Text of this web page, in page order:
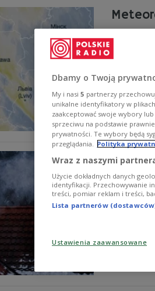
Pogoda
i słabego
Zobacz
Dlaczego
Czyste
Dbamy o Twoją
My i nasi 5 partnerzy
unikalne identyfikatory w
zaakceptować swoje wybory
sprzeciwu na podstawie
prywatności. Te wybory będą
przeglądania. Polityka
Wraz z naszymi
Użycie dokładnych danych
identyfikacji. Przechowywanie
treści, pomiar reklam i treści,
Lista partnerów
Ustawienia zaawansowane